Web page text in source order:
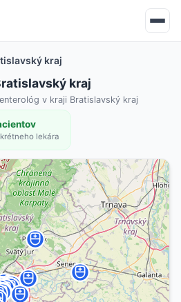
kraj
kraj
v kraji Bratislavský kraj
lekára